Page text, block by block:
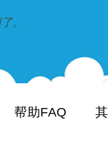
。
帮助FAQ